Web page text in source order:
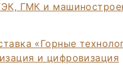
ГМК и
«Горные
и цифровизация